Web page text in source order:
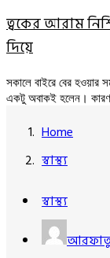
ত্বকের আরাম
দিয়ে
সকালে বাইরে বের হওয়ার
একটু অবাকই হলেন।
Home
স্বাস্থ্য
স্বাস্থ্য